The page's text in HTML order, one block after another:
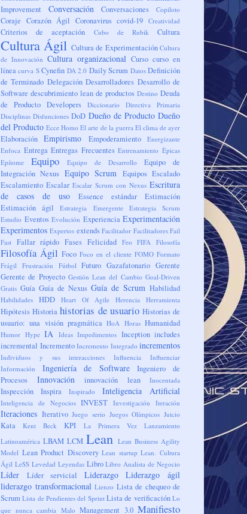
Improvement
Conversación Conversaciones Copiloto
Coraje Corazón Ágil Coronavirus covid-19 Creatividad
Criterios de aceptación Cubo de Rubik Cultura
Cultura Ágil Cultura de Experimentación Cultura
de Innovación Cultura organizacional Curso curso en
línea curva S Cynefin DA 2.0 Daily Scrum Datos Definición
de Terminado Delegación Desarrolladores Desarrollo de
Software descubrimiento lean de productos Destino Deuda
de Producto Developers Diccionario
Directiva Primaria
Disciplinas Disfunciones DoD Dueño de Producto Dueño
del Producto Ecce Homo El arte de la guerra El clima de ayer
Elaboración Empirismo Empoderamiento
Energizante
Enfoca Entrega Entregas Frecuentes Entrenamiento Épicas
Epítome
Equipo Equipo de Desarrollo
Equipo de
Integración Nexus Equipo Scrum Equipos Escalado
Escalamiento Escalar Escalar Scrum con Nexus Escritura
de casos de uso
Essence estándar
Estimación
Estimación ágil
Estrategia Emergente
Estrategia Scrum
Estudio Eventos Evolución Experiencia Experimentación
Experimentos Expertos extends Facilitador Facilitadores Fail
Fast Fallar rápido Fases Felicidad Feo FIFA Filosofía
Filosofía Ágil Foco Foco en el cliente FOMO Formato
Frágil Frustración Fútbol Futuro Gazafatonario Gerente
Gerente de Proyecto Gestión Lean del Cambio Goal-Driven
Gratis Guía Guía de Nexus Guía de Scrum Habilidad
Habilidades HDD Heart Of Agile Herencia Herramienta
Hipótesis Historia historias de usuario Historias de
usuario: una visión pragmática HoA Horas Humanidad
Humor Hype IA Ideas Impedimentos Inception includes
incremental Incremento Incremento Integrado incrementos
Individuos y sus interacciones Influencia
Influenciar
Información
Ingeniería de Software
Ingeniero de
Procesos
Innovación innovación lean Inocentada
Inspección Inspira Inspirado Inteligencia Artificial
Inteligencia de Negocios INVEST Investigación Iteración
Iteraciones Iterativo Juego serio Juegos Olímpicos Juicio
Kata Kent Beck KPI La Primera Vez
Lanzamiento
Latinoamérica LBAM LCM Lean Lean Business Agility
Model Lean Product Discovery Lean startup Lean. Cultura
Ágil LeSS Levedad Leyendas Libro Libro Analista de Negocio
Líder Líder servicial Liderazgo
Liderazgo ágil
liderazgo transformacional Lienzo Lista de chequeo de
Scrum Lista de Pendientes del Sprint Lista de verificación Lo
que nunca cambia Malo Management 3.0 Manifiesto